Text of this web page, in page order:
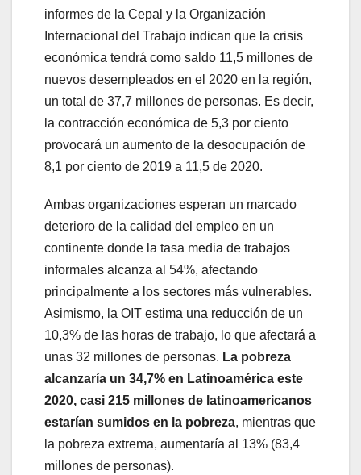
informes de la Cepal y la Organización
Internacional del Trabajo indican que la crisis
económica tendrá como saldo 11,5 millones de
nuevos desempleados en el 2020 en la región,
un total de 37,7 millones de personas. Es decir,
la contracción económica de 5,3 por ciento
provocará un aumento de la desocupación de
8,1 por ciento de 2019 a 11,5 de 2020.
Ambas organizaciones esperan un marcado
deterioro de la calidad del empleo en un
continente donde la tasa media de trabajos
informales alcanza al 54%, afectando
principalmente a los sectores más vulnerables.
Asimismo, la OIT estima una reducción de un
10,3% de las horas de trabajo, lo que afectará a
unas 32 millones de personas. La pobreza
alcanzaría un 34,7% en Latinoamérica este
2020, casi 215 millones de latinoamericanos
estarían sumidos en la pobreza, mientras que
la pobreza extrema, aumentaría al 13% (83,4
millones de personas).